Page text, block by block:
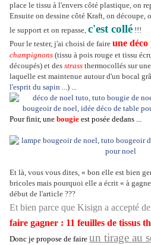
place le tissu à l'envers côté plastique, on
Ensuite on dessine côté Kraft, on découpe,
le support et on repasse, c'est collé !!!
Pour le tester, j'ai choisi de faire une
champignons (tissu à pois rouge et tissu
découpés) et des strass thermocollés sur
laquelle est maintenue autour d'un bocal
l'esprit du sapin ...) ...
Pour finir, une bougie est posée dedans ...
Et là, vous vous dites, « bon elle est bien
bricoles mais pourquoi elle a écrit « à
début de l'article ???
Et bien parce que Kisign a accepté de
faire gagner : 11 feuilles de tissus
Donc je propose de faire un tirage au